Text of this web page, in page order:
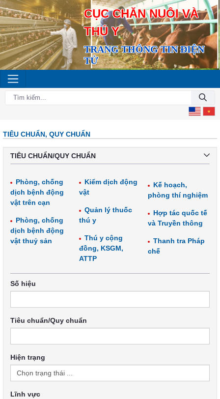
CỤC CHĂN NUÔI VÀ
THÚ Y
TRANG THÔNG TIN ĐIỆN
TỬ
TIÊU CHUẨN, QUY CHUẨN
TIÊU CHUẨN/QUY CHUẨN
Phòng, chống
dịch bệnh động
vật trên cạn
Phòng, chống
dịch bệnh động
vật thuỷ sản
Kiểm dịch động
vật
Quản lý thuốc
thú y
Thú y cộng
đồng, KSGM,
ATTP
Kế hoạch,
phòng thí nghiệm
Hợp tác quốc tế
và Truyền thông
Thanh tra Pháp
chế
Số hiệu
Tiêu chuẩn/Quy chuẩn
Hiện trạng
Lĩnh vực